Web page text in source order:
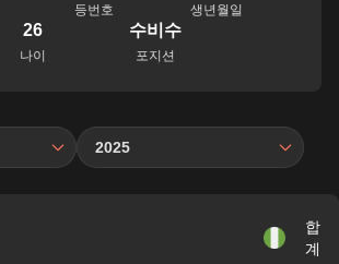
등번호 생년월일
26
나이
수비수
포지션
2025
합
계